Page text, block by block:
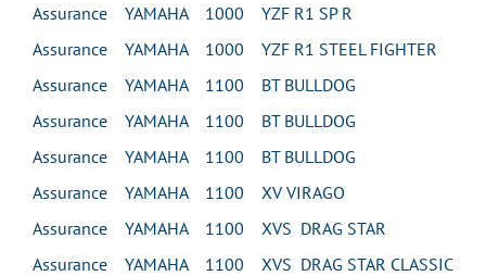
Assurance YAMAHA 1000 YZF R1 SP R
Assurance YAMAHA 1000 YZF R1 STEEL FIGHTER
Assurance YAMAHA 1100 BT BULLDOG
Assurance YAMAHA 1100 BT BULLDOG
Assurance YAMAHA 1100 BT BULLDOG
Assurance YAMAHA 1100 XV VIRAGO
Assurance YAMAHA 1100 XVS DRAG STAR
Assurance YAMAHA 1100 XVS DRAG STAR CLASSIC